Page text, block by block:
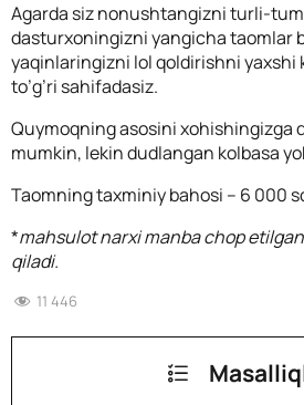
Agarda siz nonushtangizni turli-
dasturxoningizni yangicha taomlar
yaqinlaringizni lol qoldirishni yaxshi
to’g’ri sahifadasiz.
Quymoqning asosini xohishingizga
mumkin, lekin dudlangan kolbasa
Taomning taxminiy bahosi – 6 000
*mahsulot narxi manba chop
qiladi.
11 446